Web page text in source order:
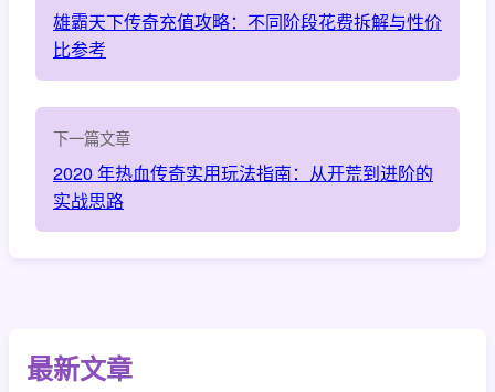
雄霸天下传奇充值攻略：不同阶段花费拆解与性价
比参考
下一篇文章
2020 年热血传奇实用玩法指南：从开荒到进阶的
实战思路
最新文章